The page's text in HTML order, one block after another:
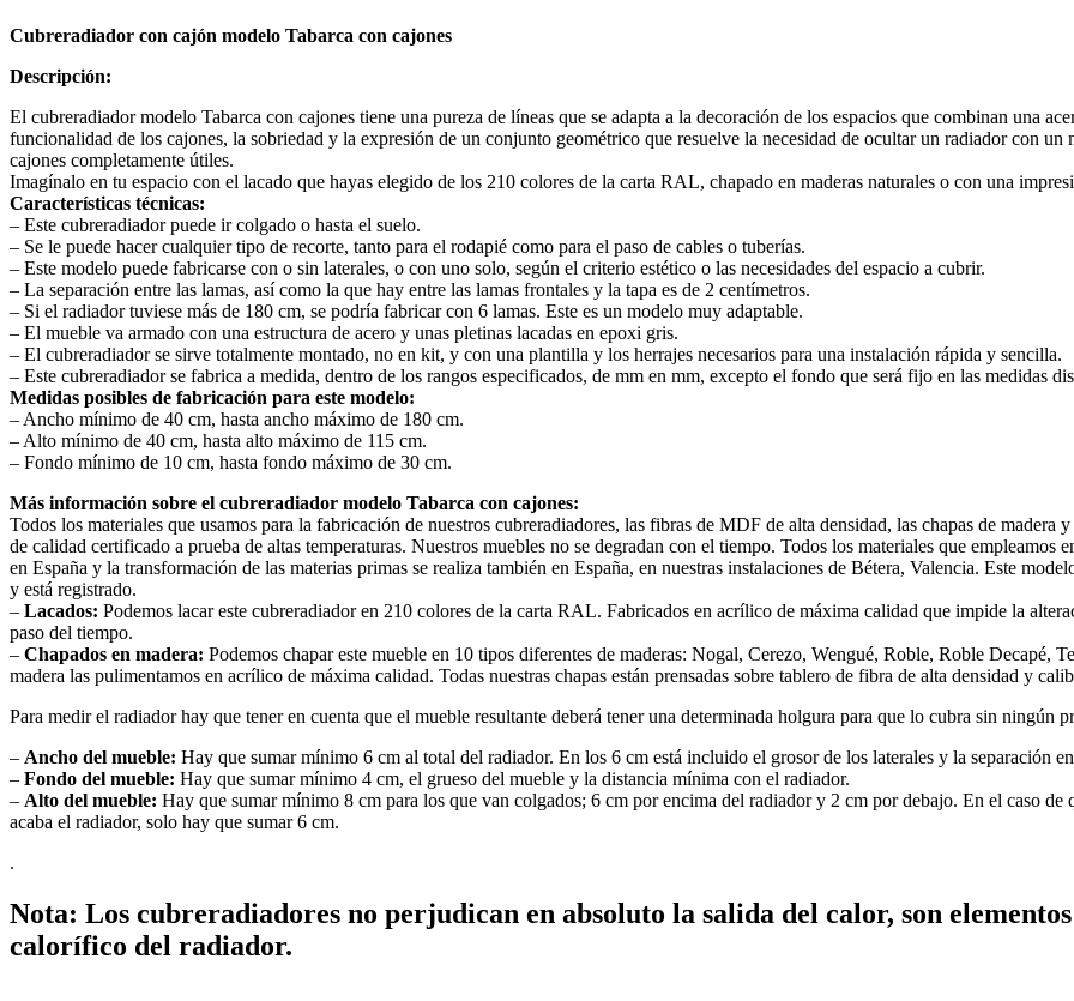
Cubreradiador con cajón modelo Tabarca con cajones
Descripción:
El cubreradiador modelo Tabarca con cajones tiene una pureza de líneas que se adapta a la decoración de los espacios que combinan una
funcionalidad de los cajones, la sobriedad y la expresión de un conjunto geométrico que resuelve la necesidad de ocultar un radiador con
cajones completamente útiles.
Imagínalo en tu espacio con el lacado que hayas elegido de los 210 colores de la carta RAL, chapado en maderas naturales o con una
Características técnicas:
– Este cubreradiador puede ir colgado o hasta el suelo.
– Se le puede hacer cualquier tipo de recorte, tanto para el rodapié como para el paso de cables o tuberías.
– Este modelo puede fabricarse con o sin laterales, o con uno solo, según el criterio estético o las necesidades del espacio a cubrir.
– La separación entre las lamas, así como la que hay entre las lamas frontales y la tapa es de 2 centímetros.
– Si el radiador tuviese más de 180 cm, se podría fabricar con 6 lamas. Este es un modelo muy adaptable.
– El mueble va armado con una estructura de acero y unas pletinas lacadas en epoxi gris.
– El cubreradiador se sirve totalmente montado, no en kit, y con una plantilla y los herrajes necesarios para una instalación rápida y sencilla.
– Este cubreradiador se fabrica a medida, dentro de los rangos especificados, de mm en mm, excepto el fondo que será fijo en las medidas
Medidas posibles de fabricación para este modelo:
– Ancho mínimo de 40 cm, hasta ancho máximo de 180 cm.
– Alto mínimo de 40 cm, hasta alto máximo de 115 cm.
– Fondo mínimo de 10 cm, hasta fondo máximo de 30 cm.
Más información sobre el cubreradiador modelo Tabarca con cajones:
Todos los materiales que usamos para la fabricación de nuestros cubreradiadores, las fibras de MDF de alta densidad, las chapas de madera
de calidad certificado a prueba de altas temperaturas. Nuestros muebles no se degradan con el tiempo. Todos los materiales que empleamos
en España y la transformación de las materias primas se realiza también en España, en nuestras instalaciones de Bétera, Valencia. Este
y está registrado.
– Lacados: Podemos lacar este cubreradiador en 210 colores de la carta RAL. Fabricados en acrílico de máxima calidad que impide la
paso del tiempo.
– Chapados en madera: Podemos chapar este mueble en 10 tipos diferentes de maderas: Nogal, Cerezo, Wengué, Roble, Roble Decapé,
madera las pulimentamos en acrílico de máxima calidad. Todas nuestras chapas están prensadas sobre tablero de fibra de alta densidad y
Para medir el radiador hay que tener en cuenta que el mueble resultante deberá tener una determinada holgura para que lo cubra sin ningún
– Ancho del mueble: Hay que sumar mínimo 6 cm al total del radiador. En los 6 cm está incluido el grosor de los laterales y la separación
– Fondo del mueble: Hay que sumar mínimo 4 cm, el grueso del mueble y la distancia mínima con el radiador.
– Alto del mueble: Hay que sumar mínimo 8 cm para los que van colgados; 6 cm por encima del radiador y 2 cm por debajo. En el caso de
acaba el radiador, solo hay que sumar 6 cm.
.
Nota: Los cubreradiadores no perjudican en absoluto la salida del calor, son
calorífico del radiador.